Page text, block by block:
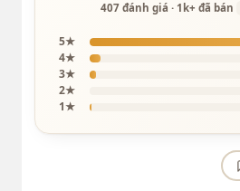
407 đánh giá · 1k+ đã bán
5★
4★
3★
2★
1★